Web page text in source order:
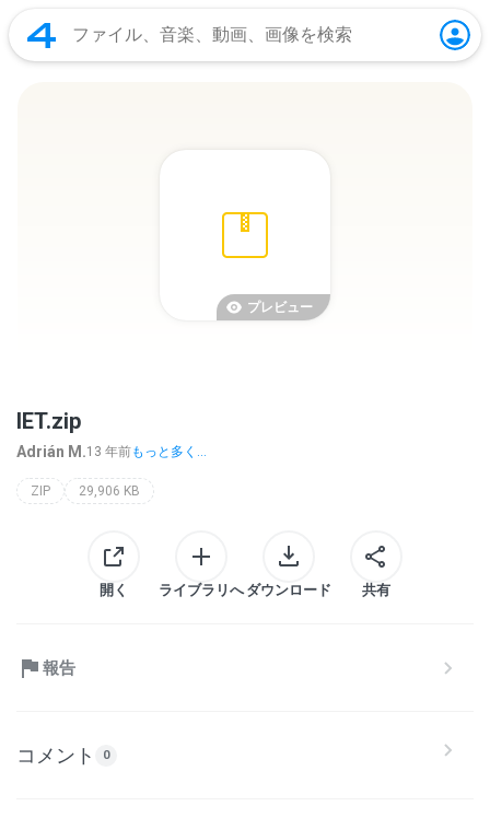
プレビュー
IET.zip
Adrián M.13 年前もっと多く...
ZIP 29,906 KB
開く ライブラリへ ダウンロード 共有
報告
コメント 0